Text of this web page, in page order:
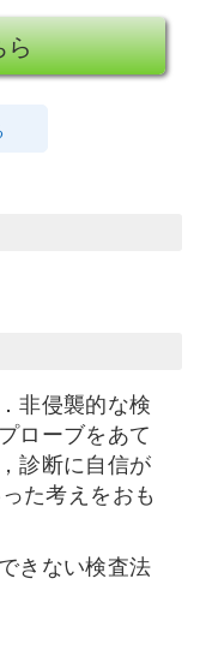
ら
非侵襲的な検
ローブをあて
診断に自信が
た考えをおも
きない検査法